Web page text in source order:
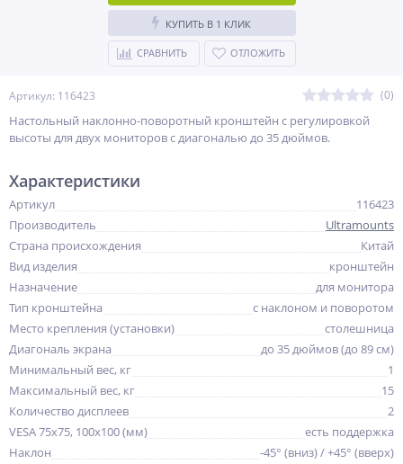
Артикул: 116423 (0)
Настольный наклонно-поворотный кронштейн с регулировкой
высоты для двух мониторов с диагональю до 35 дюймов.
КУПИТЬ В 1 КЛИК
СРАВНИТЬ ОТЛОЖИТЬ
Характеристики
Артикул
116423
Производитель
Ultramounts
Страна происхождения
Китай
Вид изделия
кронштейн
Назначение
для монитора
Тип кронштейна
с наклоном и поворотом
Место крепления (установки)
столешница
Диагональ экрана
до 35 дюймов (до 89 см)
Минимальный вес, кг
1
Максимальный вес, кг
15
Количество дисплеев
2
VESA 75x75, 100x100 (мм)
есть поддержка
Наклон
-45° (вниз) / +45° (вверх)